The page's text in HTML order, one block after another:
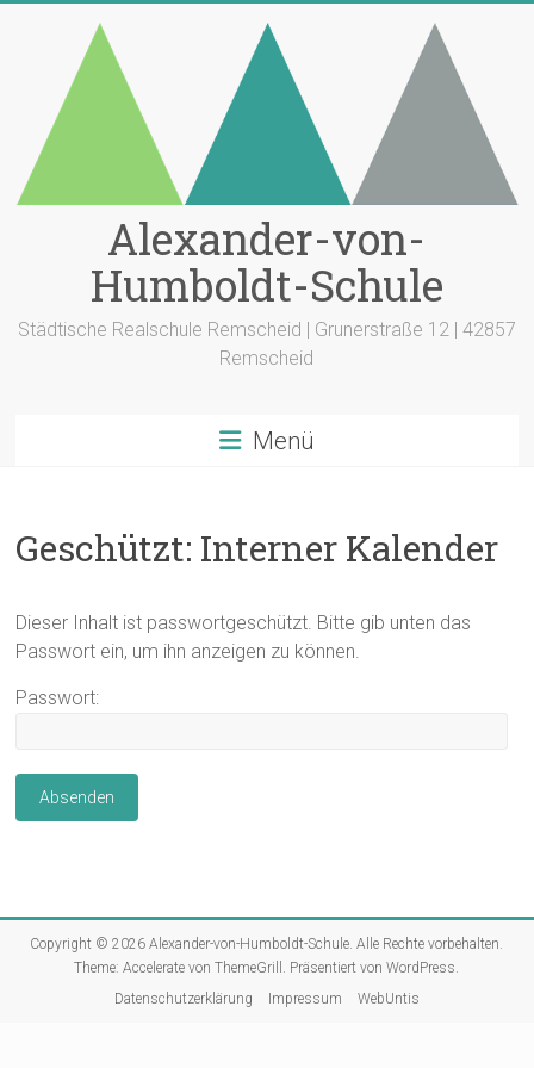
Alexander-von-
Humboldt-Schule
Städtische Realschule Remscheid | Grunerstraße 12 | 42857
Remscheid
Menü
Geschützt: Interner Kalender
Dieser Inhalt ist passwortgeschützt. Bitte gib unten das
Passwort ein, um ihn anzeigen zu können.
Passwort:
Copyright © 2026Alexander-von-Humboldt-Schule . Alle Rechte vorbehalten.
Theme:Accelerate von ThemeGrill. Präsentiert vonWordPress
Datenschutzerklärung
Impressum WebUntis